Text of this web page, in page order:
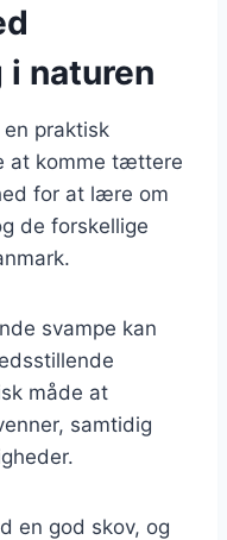
naturen
en praktisk
at komme tættere
for at lære om
de forskellige
svampe kan
måde at
samtidig
en god skov, og